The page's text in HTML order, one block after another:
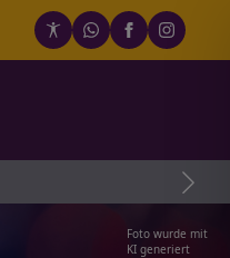
Foto wurde mit
KI generiert